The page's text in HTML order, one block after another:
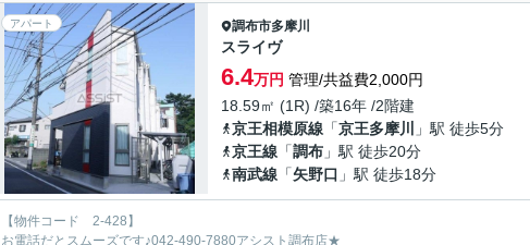
アパート 調布市多摩川
スライヴ
6.4万円 管理/共益費2,000円
18.59㎡ (1R) /築16年 /2階建
京王相模原線 「京王多摩川
」駅 徒歩5分
京王線 「調布 」駅 徒歩20分
南武線 「矢野口 」駅 徒歩18分
【物件コード 2-428】
お電話だとスムーズです♪042-490-7880アシスト調布店★